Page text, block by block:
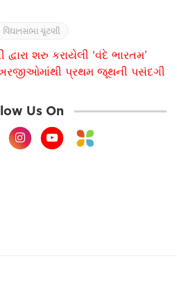
વિધાનસભા ચૂંટણી
શરુ કરાયેલી ‘વંદે ભારતમ’
પ્રથમ જૂથની પસંદગી
Us On